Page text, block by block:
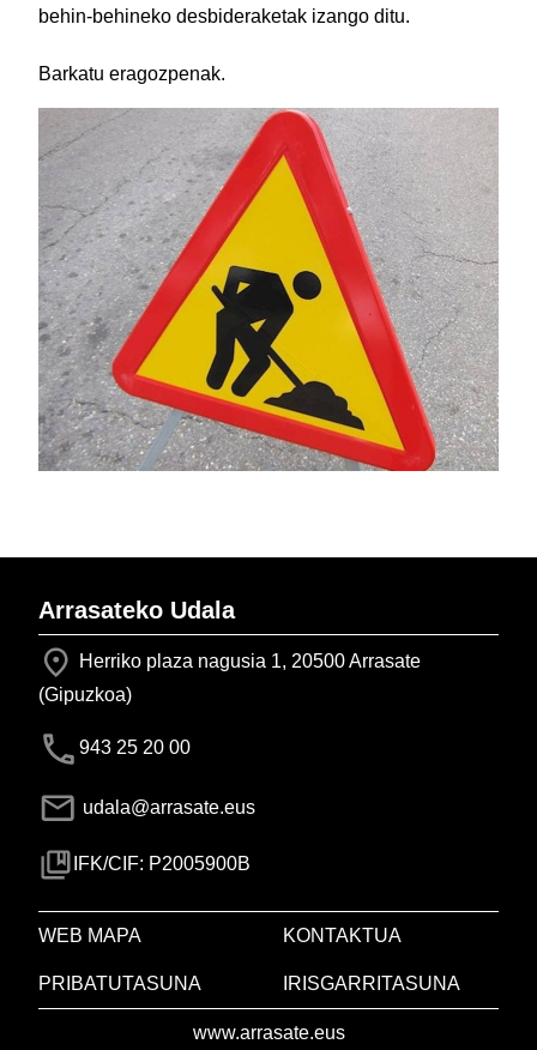
behin-behineko desbideraketak izango ditu.
Barkatu eragozpenak.
Arrasateko Udala
Herriko plaza nagusia 1, 20500 Arrasate
(Gipuzkoa)
943 25 20 00
udala@arrasate.eus
IFK/CIF: P2005900B
WEB MAPA KONTAKTUA
PRIBATUTASUNA IRISGARRITASUNA
www.arrasate.eus